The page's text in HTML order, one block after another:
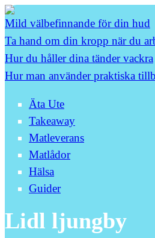
Mild välbefinnande för din hud
Ta hand om din kropp när du
Hur du håller dina tänder vackra
Hur man använder praktiska
Äta Ute
Takeaway
Matleverans
Matlådor
Hälsa
Guider
Lidl ljungby